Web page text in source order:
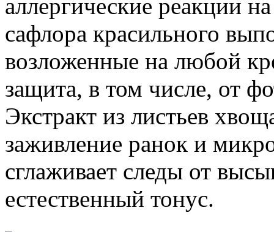
аллергические реакции
сафлора красильного
возложенные на любой
защита, в том числе, от
Экстракт из листьев
заживление ранок и
сглаживает следы от
естественный тонус.